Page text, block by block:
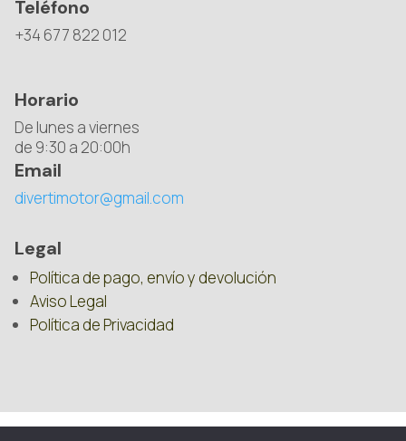
Teléfono
+34 677 822 012
Horario
De lunes a viernes
de 9:30 a 20:00h
Email
divertimotor@gmail.com
Legal
Política de pago, envío y devolución
Aviso Legal
Política de Privacidad